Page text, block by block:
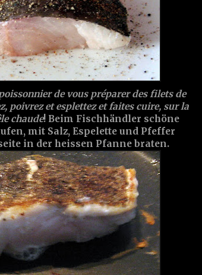
de vous préparer des filets de
poivrez et esplettez et faites cuire, sur la
chaude! Beim Fischhändler schöne
mit Salz, Espelette und Pfeffer
in der heissen Pfanne braten.